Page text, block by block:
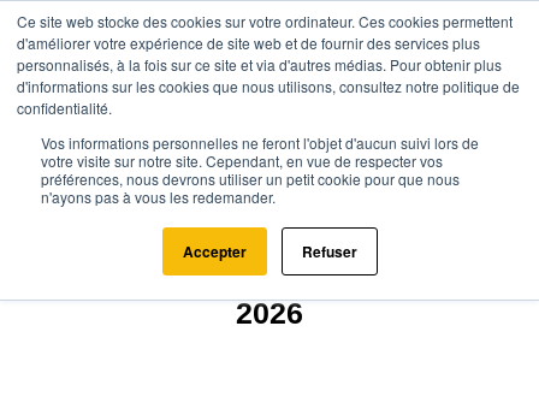
Ce site web stocke des cookies sur votre ordinateur. Ces cookies permettent
d'améliorer votre expérience de site web et de fournir des services plus
personnalisés, à la fois sur ce site et via d'autres médias. Pour obtenir plus
d'informations sur les cookies que nous utilisons, consultez notre politique de
confidentialité.
Vos informations personnelles ne feront l'objet d'aucun suivi lors de
votre visite sur notre site. Cependant, en vue de respecter vos
préférences, nous devrons utiliser un petit cookie pour que nous
n'ayons pas à vous les redemander.
Accepter Refuser
Agence.immo Prix immobilier Centre-Val de Loire Cher
La Guerche-sur-l'Aubois (18150)
Estimation immobilière à La
Guerche-sur-l'Aubois : Prix m²
2026